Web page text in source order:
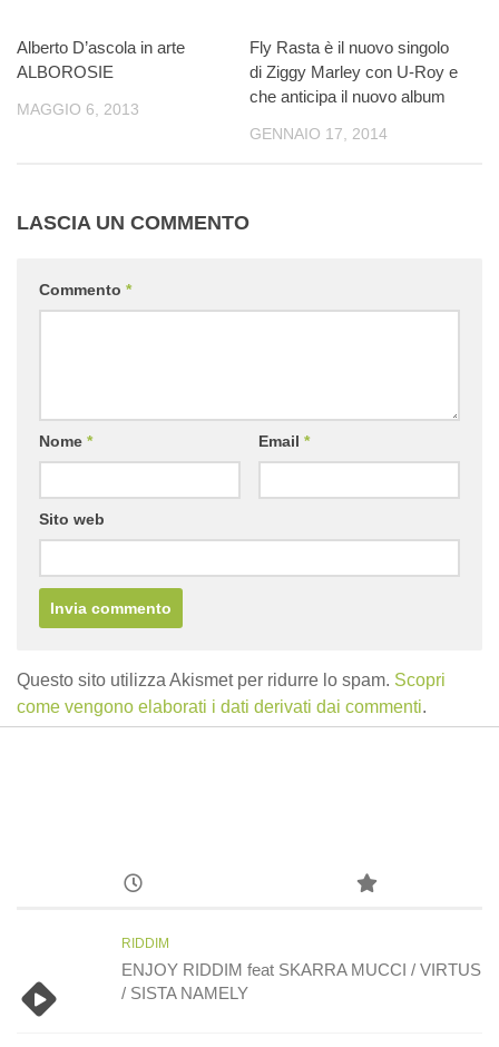
Alberto D’ascola in arte
ALBOROSIE
MAGGIO 6, 2013
Fly Rasta è il nuovo singolo
di Ziggy Marley con U-Roy e
che anticipa il nuovo album
GENNAIO 17, 2014
LASCIA UN COMMENTO
Commento *
Nome * Email *
Sito web
Questo sito utilizza Akismet per ridurre lo spam. Scopri
come vengono elaborati i dati derivati dai commenti.
RIDDIM
ENJOY RIDDIM feat SKARRA MUCCI / VIRTUS
/ SISTA NAMELY